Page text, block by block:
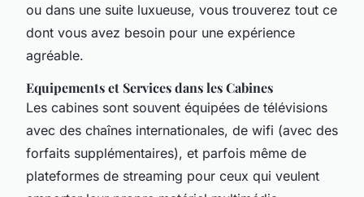
ou dans une suite luxueuse, vous trouverez tout ce
dont vous avez besoin pour une expérience
agréable.
Equipements et Services dans les Cabines
Les cabines sont souvent équipées de télévisions
avec des chaînes internationales, de wifi (avec des
forfaits supplémentaires), et parfois même de
plateformes de streaming pour ceux qui veulent